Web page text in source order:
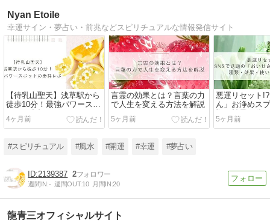
Nyan Etoile
幸運サイン・夢占い・前兆などスピリチュアルな情報発信サイト
【待乳山聖天】浅草駅から
徒歩10分！最強パワースポ
ットの参拝レポ
4ヶ月前
言霊の効果とは？言葉の力
で人生を変える方法を解説
5ヶ月前
悪運リセット
ん」お浄めス
類・効果・使
説
5ヶ月前
#スピリチュアル #風水 #開運 #幸運 #夢占い
2139387 2
週間IN:- 週間OUT:10 月間IN:20
龍青三オフィシャルサイト